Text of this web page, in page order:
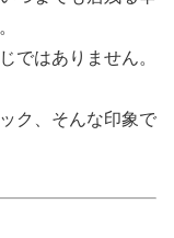
ではありません。
ク、そんな印象で